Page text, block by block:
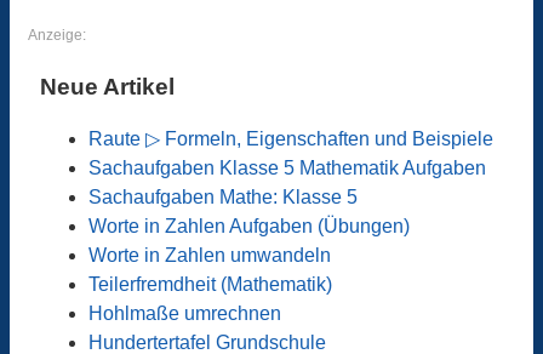
Anzeige:
Neue Artikel
Raute ▷ Formeln, Eigenschaften und Beispiele
Sachaufgaben Klasse 5 Mathematik Aufgaben
Sachaufgaben Mathe: Klasse 5
Worte in Zahlen Aufgaben (Übungen)
Worte in Zahlen umwandeln
Teilerfremdheit (Mathematik)
Hohlmaße umrechnen
Hundertertafel Grundschule